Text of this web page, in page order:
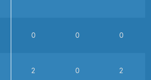
0 0 0
2 0 2